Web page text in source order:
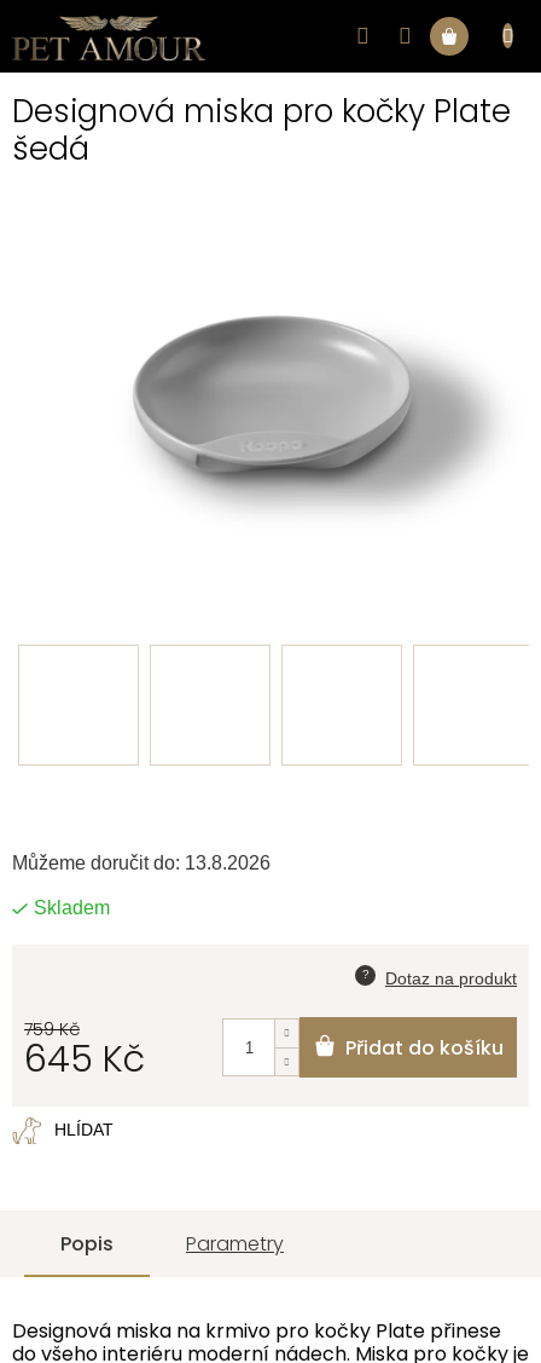
obsah
Nákupní
košík
Designová miska pro kočky Plate
šedá
Skladem
Můžeme doručit do: 13.8.2026
759 Kč
645 Kč
cena:
Přidat do košíku
HLÍDAT
Popis Parametry
Designová miska na krmivo pro kočky Plate přinese
do všeho interiéru moderní nádech. Miska pro kočky je